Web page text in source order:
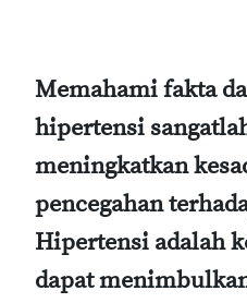
Memahami fakta
hipertensi
meningkatkan
pencegahan
Hipertensi adalah
dapat